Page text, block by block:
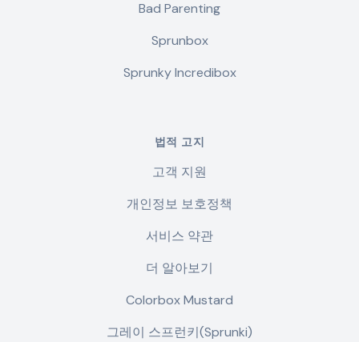
Bad Parenting
Sprunbox
Sprunky Incredibox
법적 고지
고객 지원
개인정보 보호정책
서비스 약관
더 알아보기
Colorbox Mustard
그레이 스프런키(Sprunki)